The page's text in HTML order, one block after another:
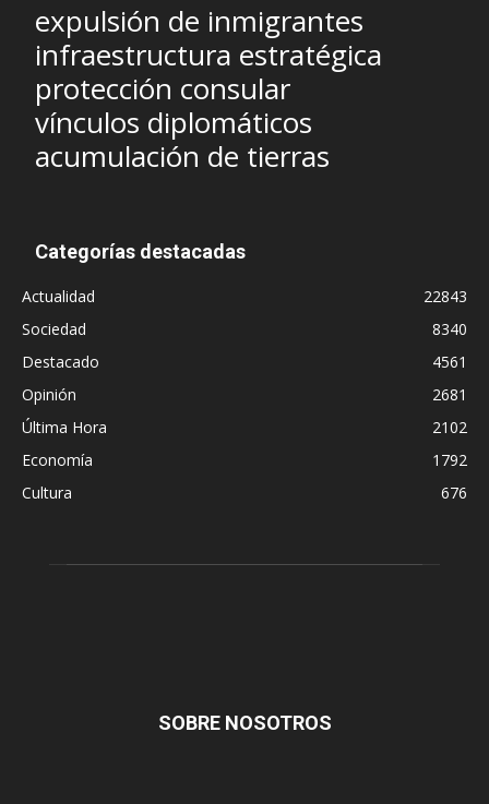
expulsión de inmigrantes
infraestructura estratégica
protección consular
vínculos diplomáticos
acumulación de tierras
Categorías destacadas
Actualidad
22843
Sociedad
8340
Destacado
4561
Opinión
2681
Última Hora
2102
Economía
1792
Cultura
676
SOBRE NOSOTROS